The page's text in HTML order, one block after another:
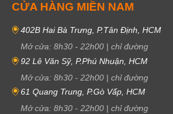
CỬA HÀNG MIỀN NAM
402B Hai Bà Trưng, P.Tân Định, HCM
Mở cửa: 8h30 - 22h00 | chỉ đường
92 Lê Văn Sỹ, P.Phú Nhuận, HCM
Mở cửa: 8h30 - 22h00 | chỉ đường
61 Quang Trung, P.Gò Vấp, HCM
Mở cửa: 8h30 - 22h00 | chỉ đường